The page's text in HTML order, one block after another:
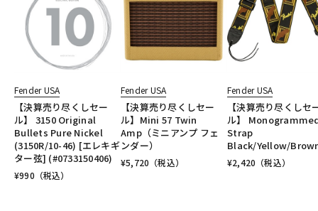
Fender USA
【決算売り尽くしセー
ル】 3150 Original
Bullets Pure Nickel
(3150R/10-46) [エレキギ
ター弦] (#0733150406)
¥990 （税込）
Fender USA
【決算売り尽くしセー
ル】Mini 57 Twin
Amp（ミニアンプ フェ
ンダー）
¥5,720 （税込）
Fender USA
【決算売り尽くしセ
ル】
Strap
Black/Yellow/
¥2,420 （税込）